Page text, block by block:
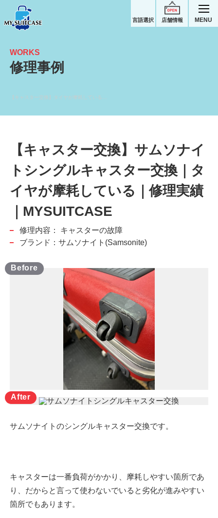
店舗情報
言語選択 MENU
WORKS
修理事例
【キャスター交換】サムソナイ
トシングルキャスター交換｜タ
イヤが摩耗している｜修理実績
｜MYSUITCASE
修理内容：
キャスターの故障
ブランド：サムソナイト(Samsonite)
サムソナイトのシングルキャスター交換です。
キャスターは一番負荷がかかり、摩耗しやすい箇所であ
り、だからと言って使わないでいると劣化が進みやすい
箇所でもあります。